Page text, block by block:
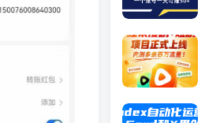
TOP6
TOP7